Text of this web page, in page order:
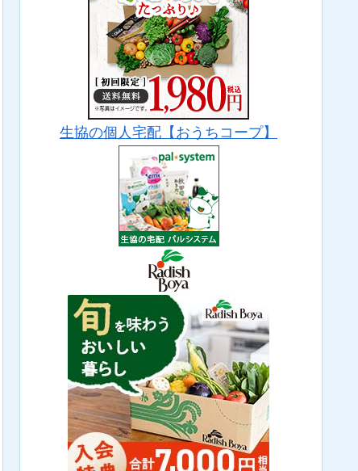
生協の個人宅配【おうちコープ】